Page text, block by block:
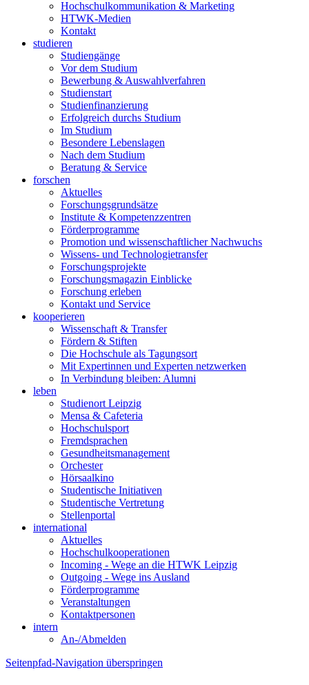
Hochschulkommunikation & Marketing
HTWK-Medien
Kontakt
studieren
Studiengänge
Vor dem Studium
Bewerbung & Auswahlverfahren
Studienstart
Studienfinanzierung
Erfolgreich durchs Studium
Im Studium
Besondere Lebenslagen
Nach dem Studium
Beratung & Service
forschen
Aktuelles
Forschungsgrundsätze
Institute & Kompetenzzentren
Förderprogramme
Promotion und wissenschaftlicher Nachwuchs
Wissens- und Technologietransfer
Forschungsprojekte
Forschungsmagazin Einblicke
Forschung erleben
Kontakt und Service
kooperieren
Wissenschaft & Transfer
Fördern & Stiften
Die Hochschule als Tagungsort
Mit Expertinnen und Experten netzwerken
In Verbindung bleiben: Alumni
leben
Studienort Leipzig
Mensa & Cafeteria
Hochschulsport
Fremdsprachen
Gesundheitsmanagement
Orchester
Hörsaalkino
Studentische Initiativen
Studentische Vertretung
Stellenportal
international
Aktuelles
Hochschulkooperationen
Incoming - Wege an die HTWK Leipzig
Outgoing - Wege ins Ausland
Förderprogramme
Veranstaltungen
Kontaktpersonen
intern
An-/Abmelden
Seitenpfad-Navigation überspringen